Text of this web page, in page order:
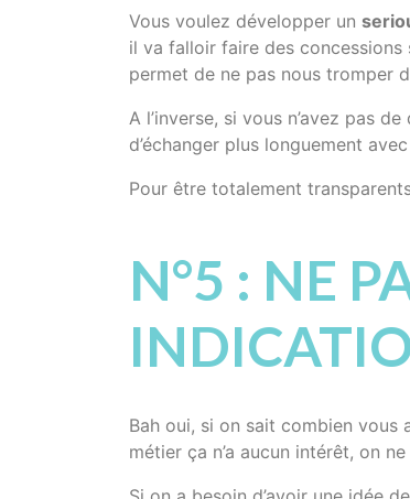
Vous voulez développer un
il va falloir faire des
permet de ne pas nous tromper
A l’inverse, si vous n’avez pas
d’échanger plus longuement
Pour être totalement
N°5 : NE
Bah oui, si on sait combien
métier ça n’a aucun intérêt, on